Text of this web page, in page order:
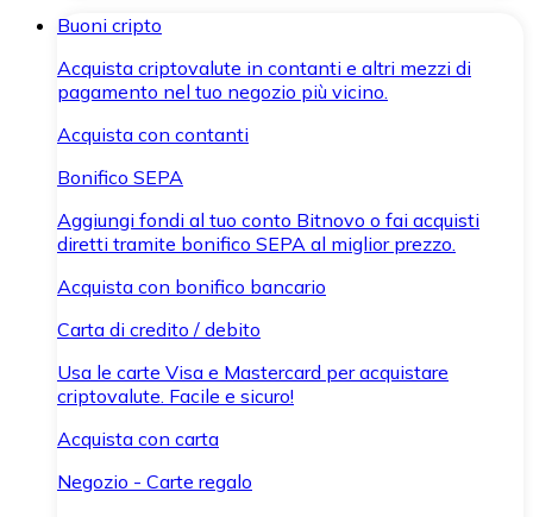
Buoni cripto
Acquista criptovalute in contanti e altri mezzi di
pagamento nel tuo negozio più vicino.
Acquista con contanti
Bonifico SEPA
Aggiungi fondi al tuo conto Bitnovo o fai acquisti
diretti tramite bonifico SEPA al miglior prezzo.
Acquista con bonifico bancario
Carta di credito / debito
Usa le carte Visa e Mastercard per acquistare
criptovalute. Facile e sicuro!
Acquista con carta
Negozio - Carte regalo